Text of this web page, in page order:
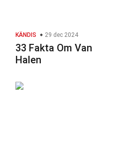
KÄNDIS 29 dec 2024
33 Fakta Om Van
Halen